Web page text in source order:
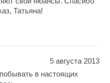
Татьяна!
5 августа 2013
в настоящих